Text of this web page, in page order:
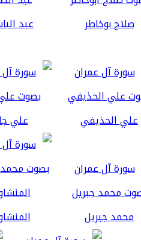
صلاح بوخاطر عبد
علي الحذيفي علي
محمد جبريل